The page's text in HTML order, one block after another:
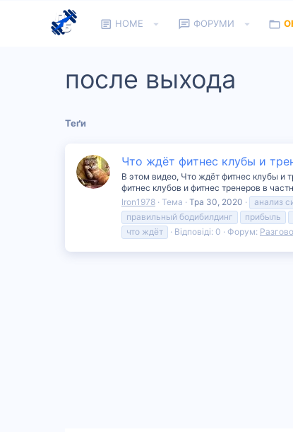
HOME ФОРУМИ
после выхода
Теґи
Что ждёт фитнес клубы и
В этом видео, Что ждёт фитнес клубы и
фитнес клубов и фитнес тренеров в
Iron1978 Тема Тра 30, 2020 анализ
правильный бодибилдинг
прибыль
что ждёт
Відповіді: 0 Форум: